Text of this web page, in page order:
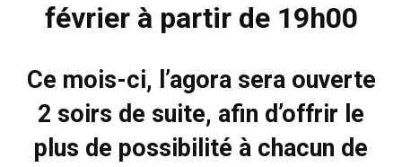
février à partir de 19h00
Ce mois-ci, l’agora sera ouverte
2 soirs de suite, afin d’offrir le
plus de possibilité à chacun de